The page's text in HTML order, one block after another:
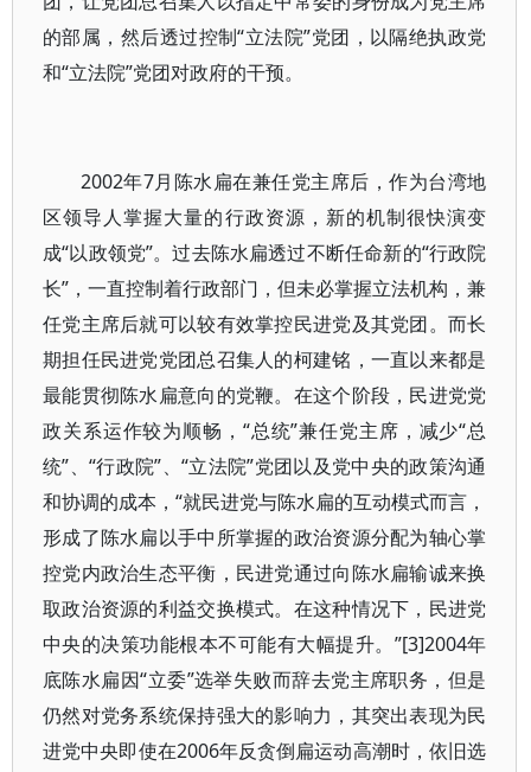
的部属，然后透过控制“立法院”党团，以隔绝执政党
和“立法院”党团对政府的干预。
2002年7月陈水扁在兼任党主席后，作为台湾地
区领导人掌握大量的行政资源，新的机制很快演变
成“以政领党”。过去陈水扁透过不断任命新的“行政院
长”，一直控制着行政部门，但未必掌握立法机构，兼
任党主席后就可以较有效掌控民进党及其党团。而长
期担任民进党党团总召集人的柯建铭，一直以来都是
最能贯彻陈水扁意向的党鞭。在这个阶段，民进党党
政关系运作较为顺畅，“总统”兼任党主席，减少“总
统”、“行政院”、“立法院”党团以及党中央的政策沟通
和协调的成本，“就民进党与陈水扁的互动模式而言，
形成了陈水扁以手中所掌握的政治资源分配为轴心掌
控党内政治生态平衡，民进党通过向陈水扁输诚来换
取政治资源的利益交换模式。在这种情况下，民进党
中央的决策功能根本不可能有大幅提升。”[3]2004年
底陈水扁因“立委”选举失败而辞去党主席职务，但是
仍然对党务系统保持强大的影响力，其突出表现为民
进党中央即使在2006年反贪倒扁运动高潮时，依旧选